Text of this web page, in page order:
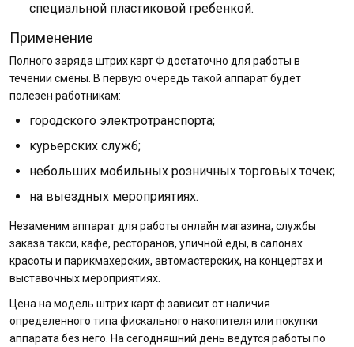
специальной пластиковой гребенкой.
Применение
Полного заряда штрих карт Ф достаточно для работы в
течении смены. В первую очередь такой аппарат будет
полезен работникам:
городского электротранспорта;
курьерских служб;
небольших мобильных розничных торговых точек;
на выездных мероприятиях.
Незаменим аппарат для работы онлайн магазина, службы
заказа такси, кафе, ресторанов, уличной еды, в салонах
красоты и парикмахерских, автомастерских, на концертах и
выставочных мероприятиях.
Цена на модель штрих карт ф зависит от наличия
определенного типа фискального накопителя или покупки
аппарата без него. На сегодняшний день ведутся работы по